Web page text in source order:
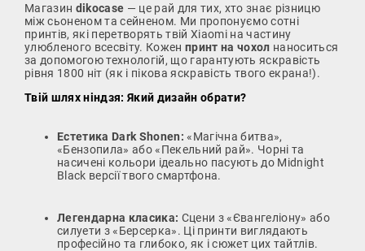
Магазин dikocase — це рай для тих, хто знає різницю
між сьоненом та сейненом. Ми пропонуємо сотні
принтів, які перетворять твій Xiaomi на частину
улюбленого всесвіту. Кожен принт на чохол наноситься
за допомогою технологій, що гарантують яскравість
рівня 1800 ніт (як і пікова яскравість твого екрана!).
Твій шлях ніндзя: Який дизайн обрати?
Естетика Dark Shonen: «Магічна битва»,
«Бензопила» або «Пекельний рай». Чорні та
насичені кольори ідеально пасують до Midnight
Black версії твого смартфона.
Легендарна класика: Сцени з «Євангеліону» або
силуети з «Берсерка». Ці принти виглядають
професійно та глибоко, як і сюжет цих тайтлів.